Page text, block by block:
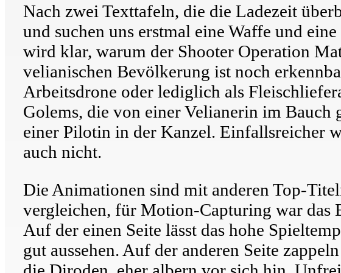
Nach zwei Texttafeln, die die Ladezeit
und suchen uns erstmal eine Waffe und
wird klar, warum der Shooter Operation
velianischen Bevölkerung ist noch
Arbeitsdrone oder lediglich als
Golems, die von einer Velianerin im
einer Pilotin in der Kanzel. Einfallsreicher
auch nicht.
Die Animationen sind mit anderen Top-
vergleichen, für Motion-Capturing war das
Auf der einen Seite lässt das hohe
gut aussehen. Auf der anderen Seite